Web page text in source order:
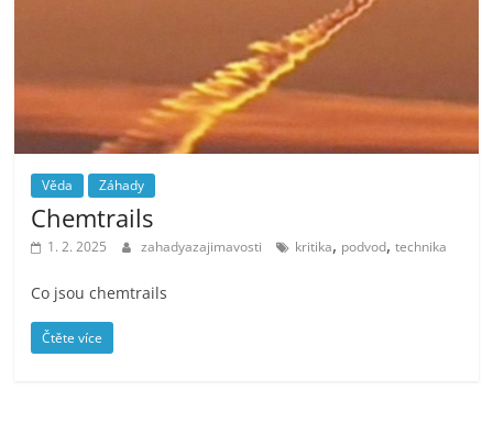
Věda Záhady
Chemtrails
1. 2. 2025 zahadyazajimavosti kritika, podvod,technika
Co jsou chemtrails
Čtěte více